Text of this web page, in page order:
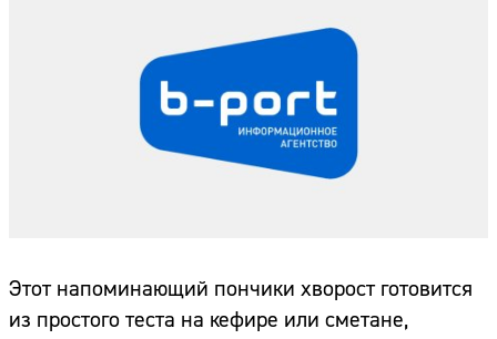
Этот напоминающий пончики хворост готовится
из простого теста на кефире или сметане,